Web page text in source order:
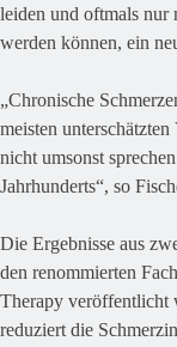
leiden und oftmals nur
werden können, ein
„Chronische
meisten
nicht umsonst
Jahrhunderts“, so
Die Ergebnisse aus
den renommierten
Therapy veröffentlicht
reduziert die